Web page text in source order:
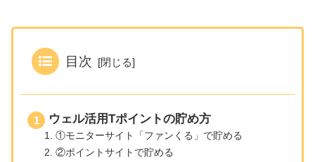
目次
ウェル活用Tポイントの貯め方
①モニターサイト「ファンくる」で貯める
②ポイントサイトで貯める